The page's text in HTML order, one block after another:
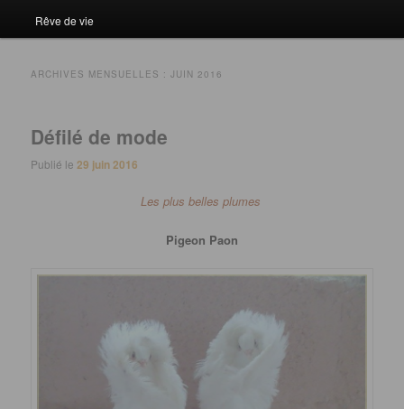
Rêve de vie
ARCHIVES MENSUELLES :JUIN 2016
Défilé de mode
Publié le29 juin 2016
Les plus belles plumes
Pigeon Paon